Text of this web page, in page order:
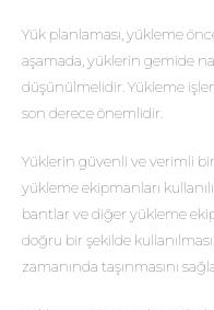
Yük planlaması, yükleme
aşamada, yüklerin gemide
düşünülmelidir. Yükleme
son derece önemlidir.
Yüklerin güvenli ve verimli
yükleme ekipmanları
bantlar ve diğer yükleme
doğru bir şekilde
zamanında taşınmasını